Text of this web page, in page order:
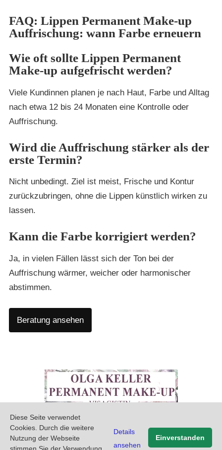
FAQ: Lippen Permanent Make-up
Auffrischung: wann Farbe erneuern
Wie oft sollte Lippen Permanent
Make-up aufgefrischt werden?
Viele Kundinnen planen je nach Haut, Farbe und Alltag
nach etwa 12 bis 24 Monaten eine Kontrolle oder
Auffrischung.
Wird die Auffrischung stärker als der
erste Termin?
Nicht unbedingt. Ziel ist meist, Frische und Kontur
zurückzubringen, ohne die Lippen künstlich wirken zu
lassen.
Kann die Farbe korrigiert werden?
Ja, in vielen Fällen lässt sich der Ton bei der
Auffrischung wärmer, weicher oder harmonischer
abstimmen.
Beratung ansehen
IMPRESSUM
DATENSCHUTZERKLÄRUNG
Diese Seite verwendet
Cookies. Durch die weitere
Nutzung der Webseite
Details
ansehen
Einverstanden